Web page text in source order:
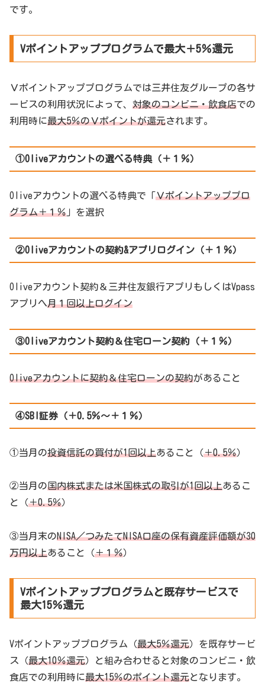
です。
Vポイントアッププログラムで最大＋5％還元
Ｖポイントアッププログラムでは三井住友グループの各サ
ービスの利用状況によって、 対象のコンビニ・飲食店での
利用時に最大5％のＶポイントが還元されます。
①Oliveアカウントの選べる特典（＋１％）
Oliveアカウントの選べる特典で「Ｖポイントアッププロ
グラム＋１％ 」を選択
②Oliveアカウントの契約&アプリログイン（＋１％）
Oliveアカウント契約＆三井住友銀行アプリもしくはVpass
アプリへ月１回以上ログイン
③Oliveアカウント契約＆住宅ローン契約（＋１％）
Oliveアカウントに契約＆住宅ローンの契約があること
④SBI証券（＋0.5％～＋１％）
①当月の投資信託の買付が1回以上あること（＋0.5％）
②当月の国内株式または米国株式の取引が1回以上あるこ
と（＋0.5％）
③当月末のNISA／つみたてNISA口座の保有資産評価額が30
万円以上あること（＋１％）
Vポイントアッププログラムと既存サービスで
最大15％還元
Vポイントアッププログラム（最大5％還元）を既存サービ
ス（最大10％還元）と組み合わせると対象のコンビニ・飲
食店での利用時に最大15％のポイント還元となります。